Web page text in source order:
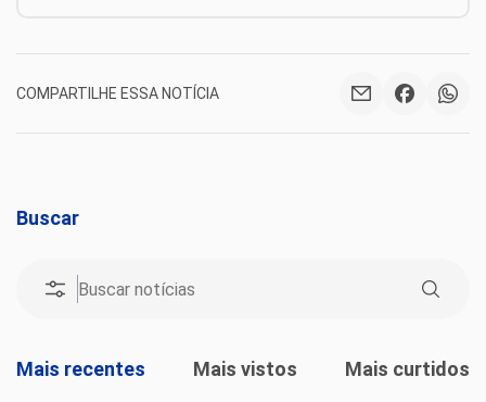
COMPARTILHE ESSA NOTÍCIA
Buscar
Mais recentes Mais vistos Mais curtidos